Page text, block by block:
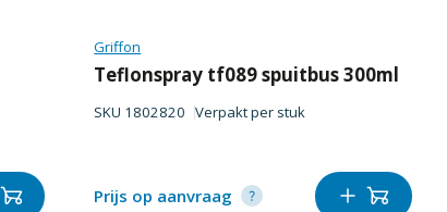
Griffon
Teflonspray tf089 spuitbus 300ml
SKU 1802820 Verpakt per stuk
Prijs op aanvraag